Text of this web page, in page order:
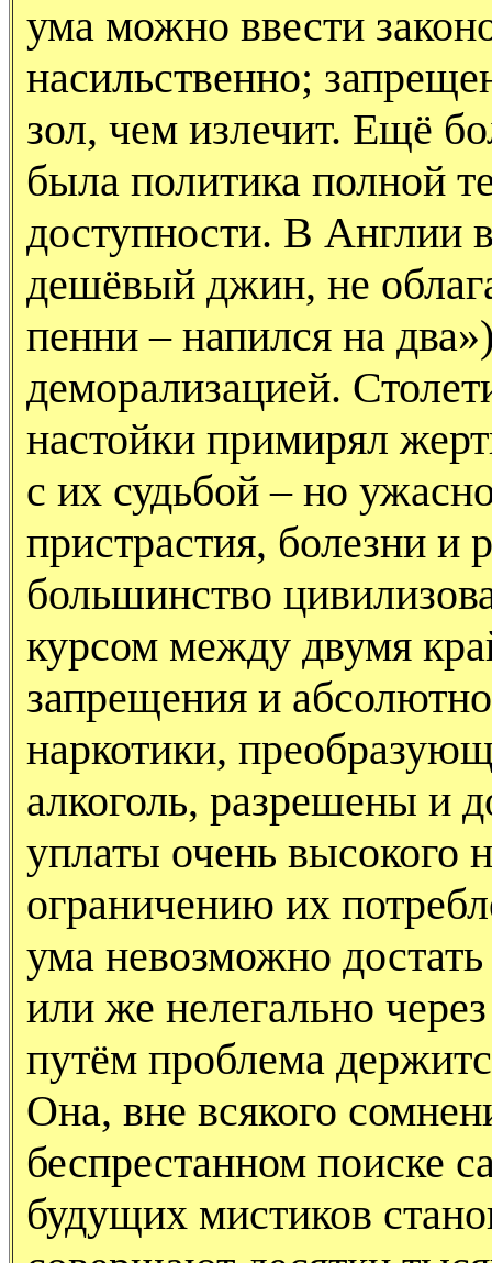
ума можно ввести
насильственно;
зол, чем излечит. Ещё
была политика полной
доступности. В Англии
дешёвый джин, не
пенни – напился на
деморализацией.
настойки примирял
с их судьбой – но
пристрастия, болезни и
большинство
курсом между двумя
запрещения и
наркотики,
алкоголь, разрешены и
уплаты очень высокого
ограничению их
ума невозможно
или же нелегально
путём проблема
Она, вне всякого
беспрестанном поиске
будущих мистиков